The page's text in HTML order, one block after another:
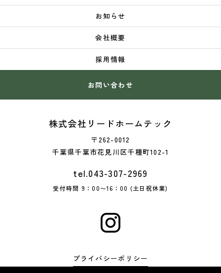
お知らせ
会社概要
採用情報
お問い合わせ
株式会社リードホームテック
〒262-0012
千葉県千葉市花見川区千種町102-1
tel.043-307-2969
受付時間 9：00〜16：00 (土日祝休業)
プライバシーポリシー